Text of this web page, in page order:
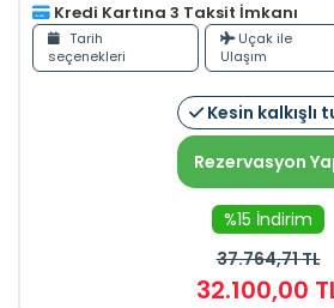
Kredi Kartına 3 Taksit İmkanı
Tarih
seçenekleri
Uçak ile
Ulaşım
Kesin kalkışlı
Rezervasyon
%15 İndirim
37.764,71TL
32.100,00